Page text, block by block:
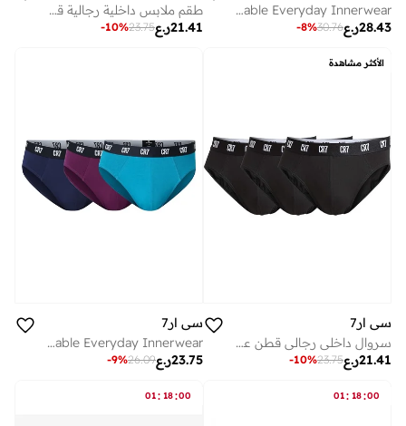
CR7 Men’s Basic Underwear 3-Pack Navy – Comfortable Cotton Stretch Briefs, Breathable Everyday Innerwear
ر.ع28.43
30.76
-8%
طقم ملابس داخلية رجالية قطن مطاطي قطع - راحة يومية بمسامات، مقاس داعم وخصر بشعار أنيق
ر.ع21.41
23.75
-10%
الأكثر مشاهدة
سي ار7
سروال داخلي رجالي قطن عضوي - عبوة من قطع
ر.ع21.41
23.75
-10%
سي ار7
CR7 Men’s Basic Underwear 3-Pack Multicolor – Comfortable Cotton Stretch Briefs, Breathable Everyday Innerwear
ر.ع23.75
26.09
-9%
01: 18:00
01: 18:00